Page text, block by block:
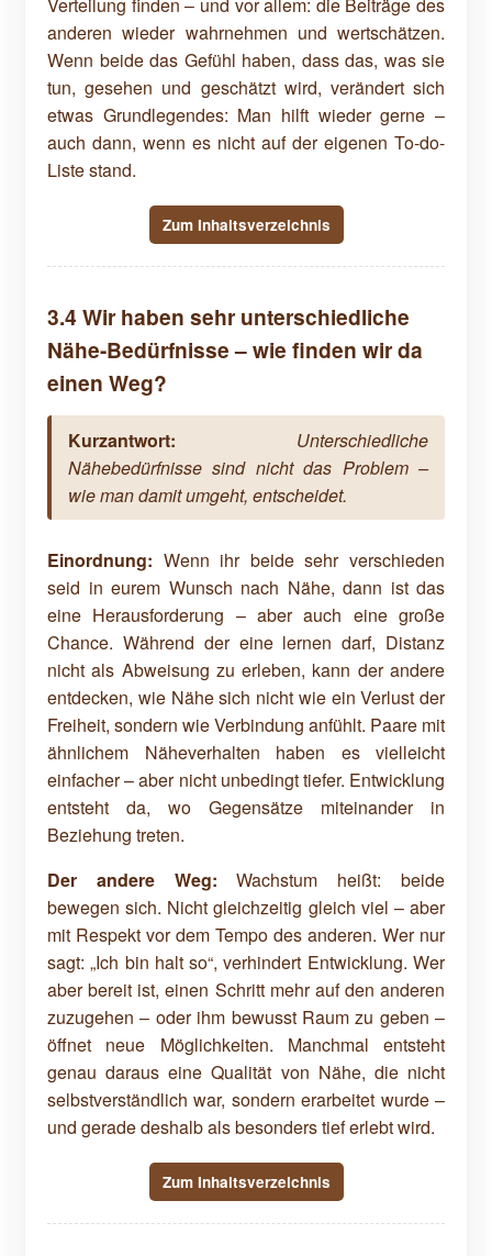
anderen wieder wahrnehmen und wertschätzen.
Wenn beide das Gefühl haben, dass das, was sie
tun, gesehen und geschätzt wird, verändert sich
etwas Grundlegendes: Man hilft wieder gerne –
auch dann, wenn es nicht auf der eigenen To-do-
Liste stand.
Zum Inhaltsverzeichnis
3.4 Wir haben sehr unterschiedliche
Nähe-Bedürfnisse – wie finden wir da
einen Weg?
Kurzantwort: Unterschiedliche
Nähebedürfnisse sind nicht das Problem –
wie man damit umgeht, entscheidet.
Einordnung: Wenn ihr beide sehr verschieden
seid in eurem Wunsch nach Nähe, dann ist das
eine Herausforderung – aber auch eine große
Chance. Während der eine lernen darf, Distanz
nicht als Abweisung zu erleben, kann der andere
entdecken, wie Nähe sich nicht wie ein Verlust der
Freiheit, sondern wie Verbindung anfühlt. Paare mit
ähnlichem Näheverhalten haben es vielleicht
einfacher – aber nicht unbedingt tiefer. Entwicklung
entsteht da, wo Gegensätze miteinander in
Beziehung treten.
Der andere Weg: Wachstum heißt: beide
bewegen sich. Nicht gleichzeitig gleich viel – aber
mit Respekt vor dem Tempo des anderen. Wer nur
sagt: „Ich bin halt so“, verhindert Entwicklung. Wer
aber bereit ist, einen Schritt mehr auf den anderen
zuzugehen – oder ihm bewusst Raum zu geben –
öffnet neue Möglichkeiten. Manchmal entsteht
genau daraus eine Qualität von Nähe, die nicht
selbstverständlich war, sondern erarbeitet wurde –
und gerade deshalb als besonders tief erlebt wird.
Zum Inhaltsverzeichnis